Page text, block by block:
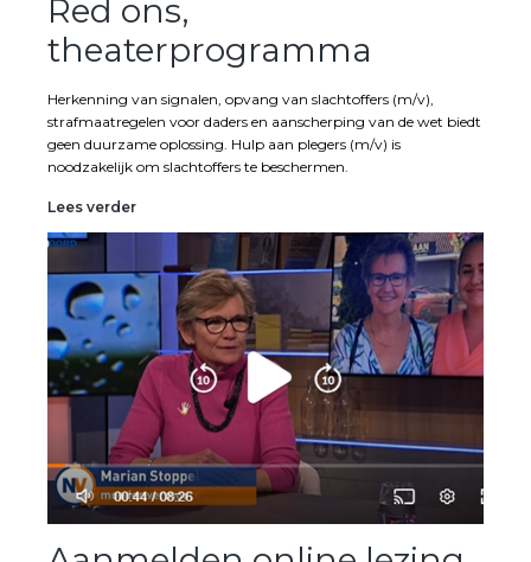
Red ons,
theaterprogramma
Herkenning van signalen, opvang van slachtoffers (m/v),
strafmaatregelen voor daders en aanscherping van de wet biedt
geen duurzame oplossing. Hulp aan plegers (m/v) is
noodzakelijk om slachtoffers te beschermen.
Lees verderRed
ons,
theaterprogramma